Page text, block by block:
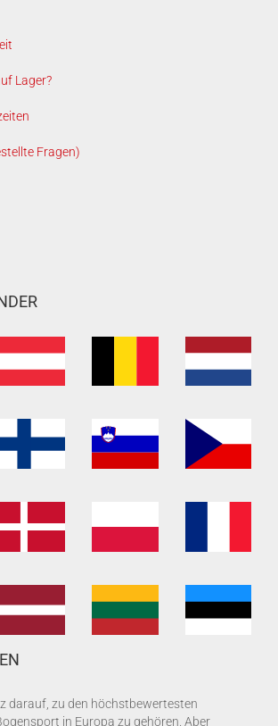
Lager?
Fragen)
darauf, zu den höchstbewertesten
in Europa zu gehören. Aber